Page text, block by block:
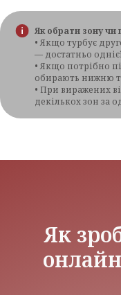
Як обрати зону чи
• Якщо турбує
— достатньо
• Якщо потрібно
обирають нижню
• При виражених
декількох зон за
Як